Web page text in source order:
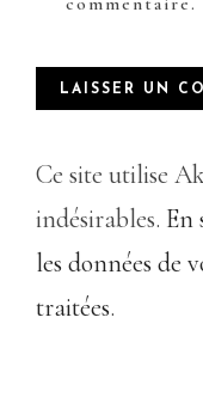
Ce site utilise
indésirables. En
les données de
traitées.